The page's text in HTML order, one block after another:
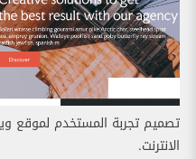
تصميم تجربة المستخدم لموقع
الانترنت.